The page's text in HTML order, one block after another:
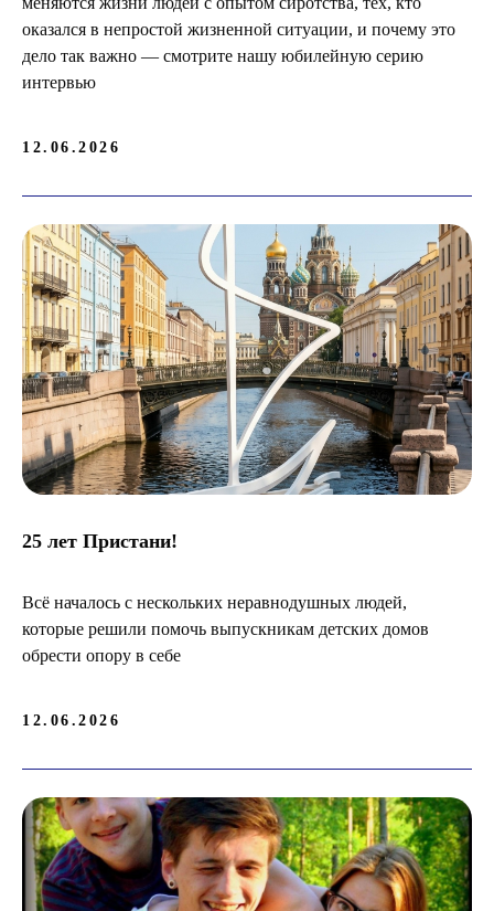
оказался в непростой жизненной ситуации, и почему это
дело так важно — смотрите нашу юбилейную серию
интервью
12.06.2026
25 лет Пристани!
Всё началось с нескольких неравнодушных людей,
которые решили помочь выпускникам детских домов
обрести опору в себе
12.06.2026